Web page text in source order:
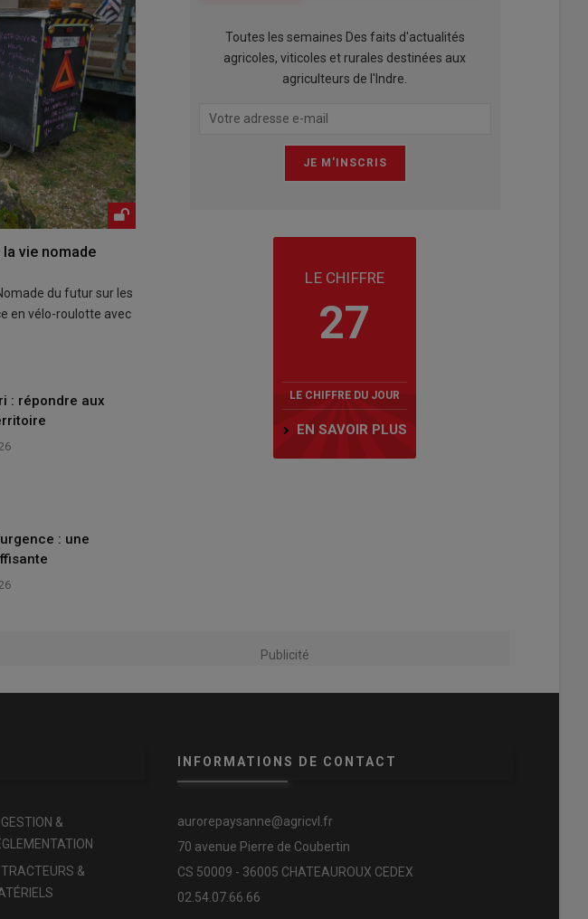
vie nomade
du futur sur les
en vélo-roulotte avec
: répondre aux
: une
Toutes les semaines Des faits d'actualités
agricoles, viticoles et rurales destinées aux
agriculteurs de l'Indre.
LE CHIFFRE
27
LE CHIFFRE DU JOUR
EN SAVOIR PLUS
Publicité
GESTION &
TRACTEURS &
INFORMATIONS DE CONTACT
aurorepaysanne@agricvl.fr
70 avenue Pierre de Coubertin
CS 50009 - 36005 CHATEAUROUX CEDEX
02.54.07.66.66